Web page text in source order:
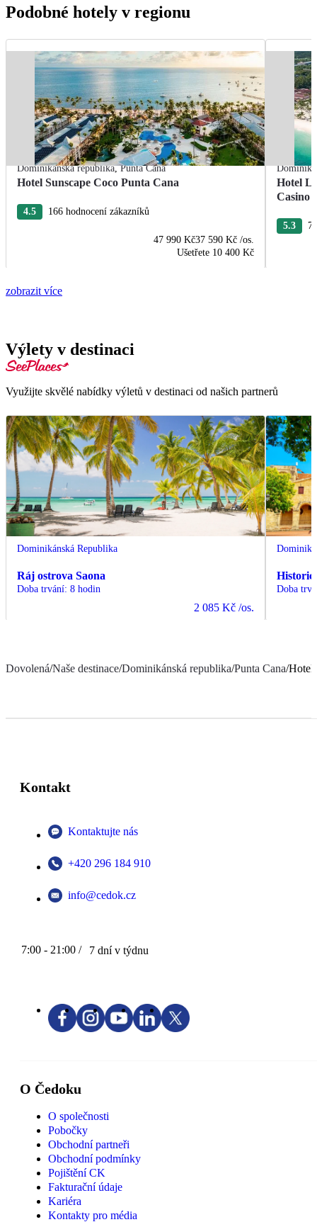
Podobné hotely v regionu
Dominikánská republika,Punta Cana
Hotel Sunscape Coco Punta Cana
4.5 166 hodnocení zákazníků
47 990 Kč37 590 Kč /os.
Ušetřete 10 400 Kč
Hotel
Casino
5.3
zobrazit více
Výlety v destinaci
Využijte skvělé nabídky výletů v destinaci od našich partnerů
Dominikánská Republika
Ráj ostrova Saona
Doba trvání: 8 hodin
2 085 Kč /os.
Doba
Dovolená/Naše destinace/Dominikánská republika/Punta Cana/Hotel
Kontakt
Kontaktujte nás
+420 296 184 910
info@cedok.cz
7:00 - 21:00 / 7 dní v týdnu
O Čedoku
O společnosti
Pobočky
Obchodní partneři
Obchodní podmínky
Pojištění CK
Fakturační údaje
Kariéra
Kontakty pro média